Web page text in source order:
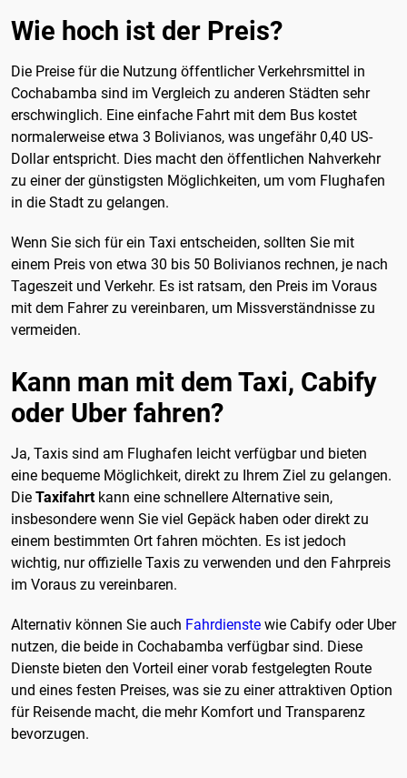
Wie hoch ist der Preis?
Die Preise für die Nutzung öffentlicher Verkehrsmittel in
Cochabamba sind im Vergleich zu anderen Städten sehr
erschwinglich. Eine einfache Fahrt mit dem Bus kostet
normalerweise etwa 3 Bolivianos, was ungefähr 0,40 US-
Dollar entspricht. Dies macht den öffentlichen Nahverkehr
zu einer der günstigsten Möglichkeiten, um vom Flughafen
in die Stadt zu gelangen.
Wenn Sie sich für ein Taxi entscheiden, sollten Sie mit
einem Preis von etwa 30 bis 50 Bolivianos rechnen, je nach
Tageszeit und Verkehr. Es ist ratsam, den Preis im Voraus
mit dem Fahrer zu vereinbaren, um Missverständnisse zu
vermeiden.
Kann man mit dem Taxi, Cabify
oder Uber fahren?
Ja, Taxis sind am Flughafen leicht verfügbar und bieten
eine bequeme Möglichkeit, direkt zu Ihrem Ziel zu gelangen.
Die Taxifahrtkann eine schnellere Alternative sein,
insbesondere wenn Sie viel Gepäck haben oder direkt zu
einem bestimmten Ort fahren möchten. Es ist jedoch
wichtig, nur offizielle Taxis zu verwenden und den Fahrpreis
im Voraus zu vereinbaren.
Alternativ können Sie auch Fahrdienste wie Cabify oder Uber
nutzen, die beide in Cochabamba verfügbar sind. Diese
Dienste bieten den Vorteil einer vorab festgelegten Route
und eines festen Preises, was sie zu einer attraktiven Option
für Reisende macht, die mehr Komfort und Transparenz
bevorzugen.